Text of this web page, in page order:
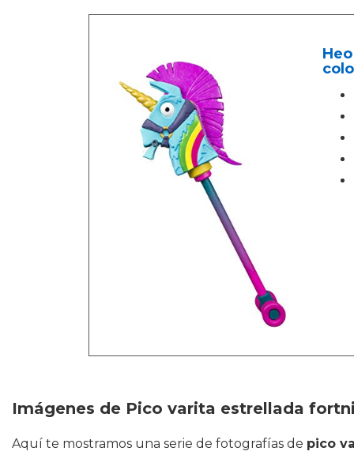
Imágenes de Pico varita estrellada
Aquí te mostramos una serie de fotografías de pico